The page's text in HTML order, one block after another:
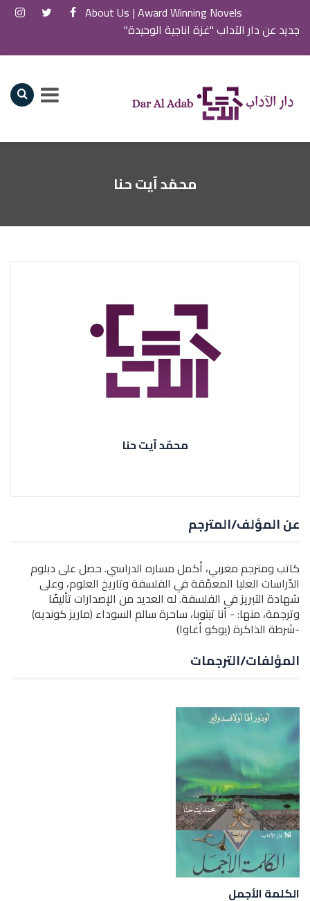
Award Winning Novels |
About Us
جديد عن دار الآداب "غزة اناجية الوحيدة"
محمّد آيت حنا
محمّد آيت حنا
عن المؤلف/المترجم
كاتب ومترجم مغربي، أكمل مساره الدراسي. حصل على دبلوم
الدّراسات العليا المعمّقة في الفلسفة وتاريخ العلوم، وعلى
شهادة التبريز في الفلسفة. له العديد من الإصدارات تأليفًا
وترجمة، منها: - أنا تيتوبا، ساحرة سالم السوداء (ماريز كونديه)
-شرطة الذاكرة (يوكو أغاوا)
المؤلفات/الترجمات
الكلمة الأجمل